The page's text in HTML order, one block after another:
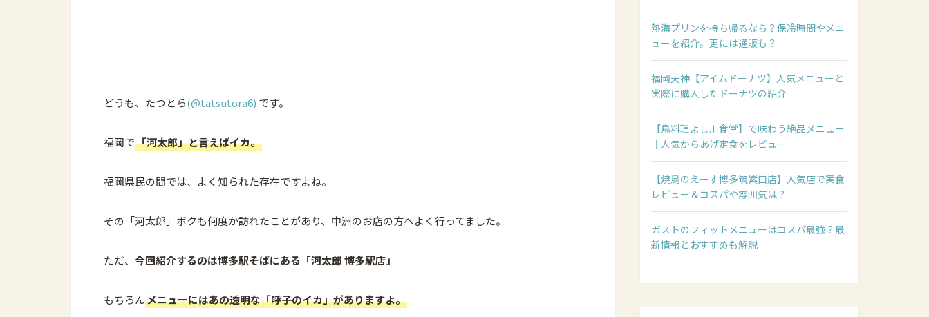
どうも、たつとら(@tatsutora6) です。
福岡で「河太郎」と言えばイカ。
福岡県民の間では、よく知られた存在ですよね。
その「河太郎」ボクも何度か訪れたことがあり、中洲のお店の方へよく行ってました。
ただ、 今回紹介するのは博多駅そばにある「河太郎 博多駅店」
もちろんメニューにはあの透明な「呼子のイカ」がありますよ。
熱海プリンを持ち帰るなら？保冷時間やメニ
ューを紹介。更には通販も？
福岡天神【アイムドーナツ】人気メニューと
実際に購入したドーナツの紹介
【鳥料理よし川食堂】で味わう絶品メニュー
｜人気からあげ定食をレビュー
【焼鳥のえーす博多筑紫口店】人気店で実食
レビュー＆コスパや雰囲気は？
ガストのフィットメニューはコスパ最強？最
新情報とおすすめも解説